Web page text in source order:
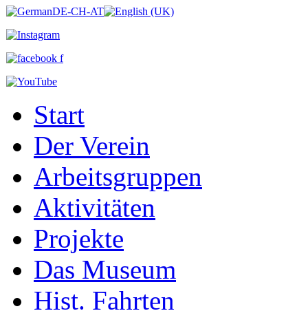
Start
Der Verein
Arbeitsgruppen
Aktivitäten
Projekte
Das Museum
Hist. Fahrten